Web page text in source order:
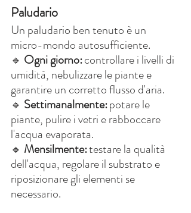
Paludario
Un paludario ben tenuto è un
micro-mondo autosufficiente.
🔹 Ogni giorno:controllare i livelli di
umidità, nebulizzare le piante e
garantire un corretto flusso d'aria.
🔹 Settimanalmente:potare le
piante, pulire i vetri e rabboccare
l'acqua evaporata.
🔹 Mensilmente:testare la qualità
dell'acqua, regolare il substrato e
riposizionare gli elementi se
necessario.